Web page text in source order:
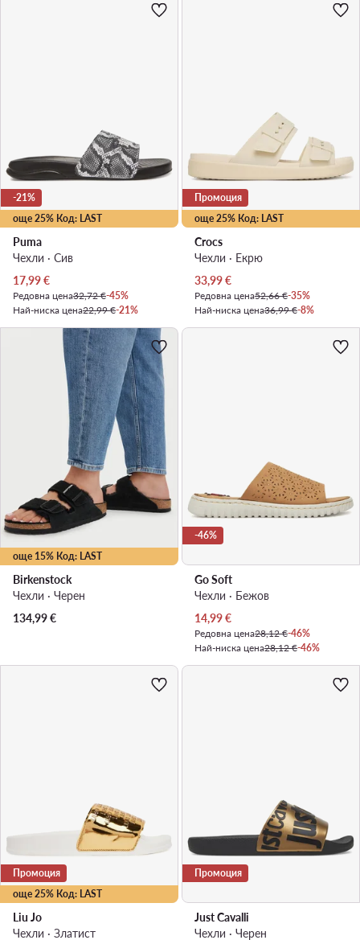
още 25% Код: LAST
-21%
Puma
Чехли · Сив
Актуална цена
17,99€
Редовна цена32,72 €-45%
Най-ниска цена22,99 €-21%
още 25% Код: LAST
Промоция
Crocs
Чехли · Екрю
Актуална цена
33,99€
Редовна цена52,66 €-35%
Най-ниска цена36,99 €-8%
още 15% Код: LAST
Birkenstock
Чехли · Черен
134,99€
-46%
Go Soft
Чехли · Бежов
Актуална цена
14,99€
Редовна цена28,12 €-46%
Най-ниска цена28,12 €-46%
още 25% Код: LAST
Промоция
Liu Jo
Чехли · Златист
Промоция
Just Cavalli
Чехли · Черен